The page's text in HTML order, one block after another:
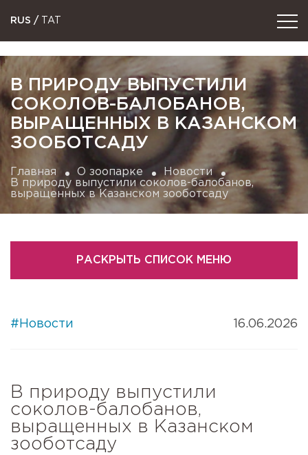
RUS / TAT
В ПРИРОДУ ВЫПУСТИЛИ
СОКОЛОВ-БАЛОБАНОВ,
ВЫРАЩЕННЫХ В КАЗАНСКОМ
ЗООБОТСАДУ
Главная О зоопарке
Новости
В природу выпустили соколов-балобанов,
выращенных в Казанском зооботсаду
РАСКРЫТЬ СПИСОК МЕНЮ
#Новости 16.06.2026
В природу выпустили
соколов-балобанов,
выращенных в Казанском
зооботсаду